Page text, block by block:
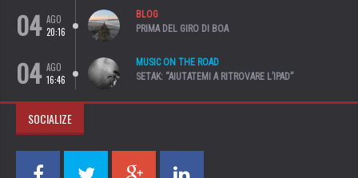
04 AGO
20:16
BLOG
PRIMA DEL GIRO DI BOA
04 AGO
16:46
MUSIC ON THE ROAD
SETAK: “AIUTATEMI A RITROVARE L’IPAD”
SOCIALIZE